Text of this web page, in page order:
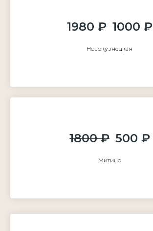
1980 ₽ 1000 ₽
Новокузнецкая
1800 ₽ 500 ₽
Митино